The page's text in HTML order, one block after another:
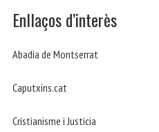
Enllaços d’interès
Abadia de Montserrat
Caputxins.cat
Cristianisme i Justicia